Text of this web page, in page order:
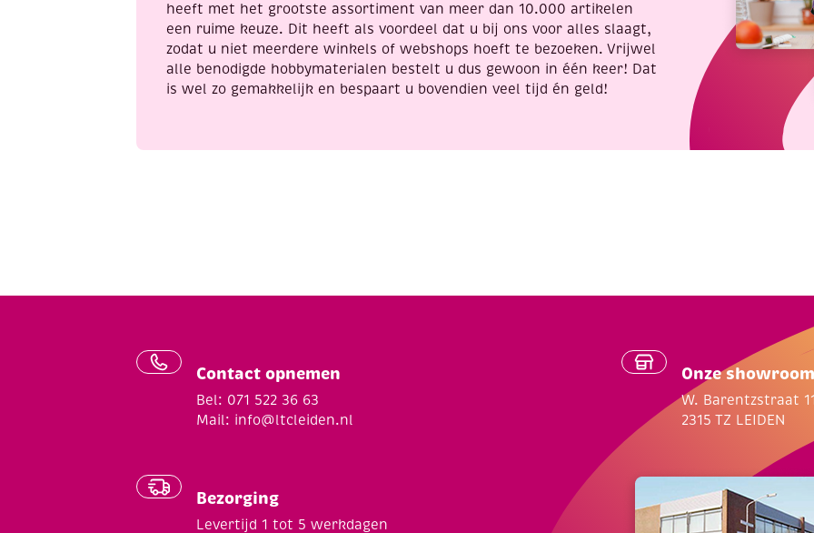
heeft met het grootste assortiment van meer dan 10.000 artikelen
een ruime keuze. Dit heeft als voordeel dat u bij ons voor alles slaagt,
zodat u niet meerdere winkels of webshops hoeft te bezoeken. Vrijwel
alle benodigde hobbymaterialen bestelt u dus gewoon in één keer! Dat
is wel zo gemakkelijk en bespaart u bovendien veel tijd én geld!
Contact opnemen
Bel: 071 522 36 63
Mail: info@ltcleiden.nl
Bezorging
Levertijd 1 tot 5 werkdagen
Onze showroom
W. Barentzstraat
2315 TZ LEIDEN